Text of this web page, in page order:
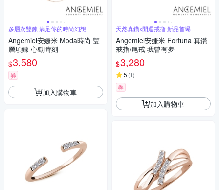
多層次雙鍊 滿足你的時尚幻想
Angemiel安婕米 Moda時尚 雙
層項鍊 心動時刻
$3,580
券
加入購物車
天然真鑽x開運戒指 新品首曝
Angemiel安婕米 Fortuna 真鑽
戒指/尾戒 我曾有夢
$3,280
5 (1)
券
加入購物車